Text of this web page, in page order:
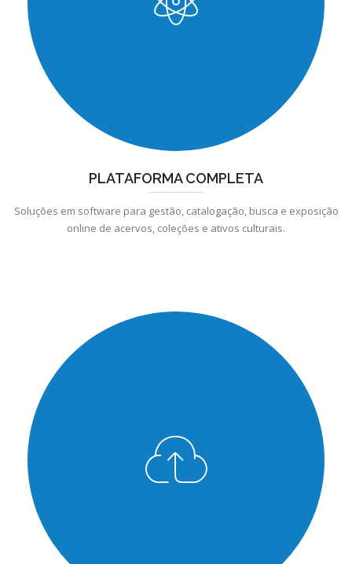
PLATAFORMA COMPLETA
Soluções em software para gestão, catalogação, busca e exposição
online de acervos, coleções e ativos culturais.